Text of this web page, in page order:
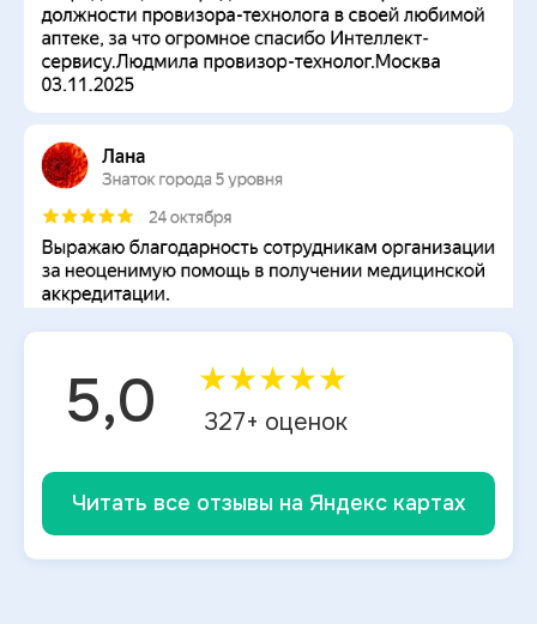
5,0 ★★★★★
327+ оценок
Читать все отзывы на Яндекс картах